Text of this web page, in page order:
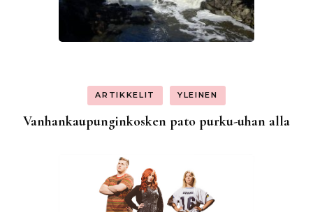
ARTIKKELIT YLEINEN
Vanhankaupunginkosken pato purku-uhan alla